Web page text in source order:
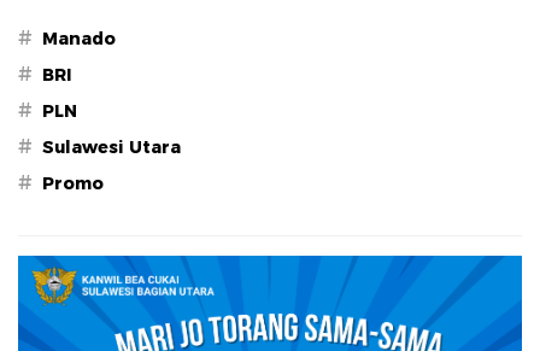
# Manado
# BRI
# PLN
# Sulawesi Utara
# Promo